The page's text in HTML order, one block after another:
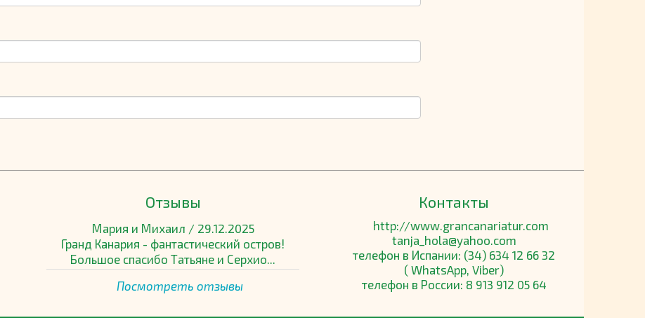
Отзывы
Мария и Михаил / 29.12.2025
Гранд Канария - фантастический остров!
Большое спасибо Татьяне и Серхио...
Посмотреть отзывы
Контакты
http://www.grancanariatur.com
tanja_hola@yahoo.com
телефон в Испании: (34) 634 12 66 32
( WhatsApp, Viber)
телефон в России: 8 913 912 05 64